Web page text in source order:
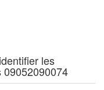
les
09052090074